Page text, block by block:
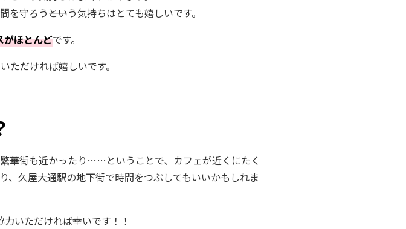
守ろう――という気持ちはとても嬉しいです。
がほとんどです。
ただければ嬉しいです。
華街も近かったり……ということで、カフェが近くにたく
、久屋大通駅の地下街で時間をつぶしてもいいかもしれま
いただければ幸いです！！